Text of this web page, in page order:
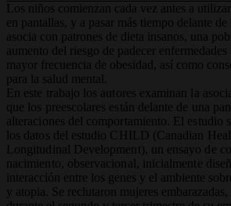
Los niños comienzan cada vez antes a
en pantallas, y a pasar más tiempo delante
asocia con patrones de dieta insanos, una
aumento del riesgo de padecer
mayor frecuencia de obesidad, así como
para la salud mental.
En este trabajo los autores examinan la
que los preescolares están delante de una
alteraciones del comportamiento. El estudio
los datos del estudio CHILD (Canadian
Longitudinal Development), un ensayo de
nacimiento, observacional, inicialmente
interacción entre los genes y el ambiente
y atopia. Se reclutaron mujeres embarazadas,